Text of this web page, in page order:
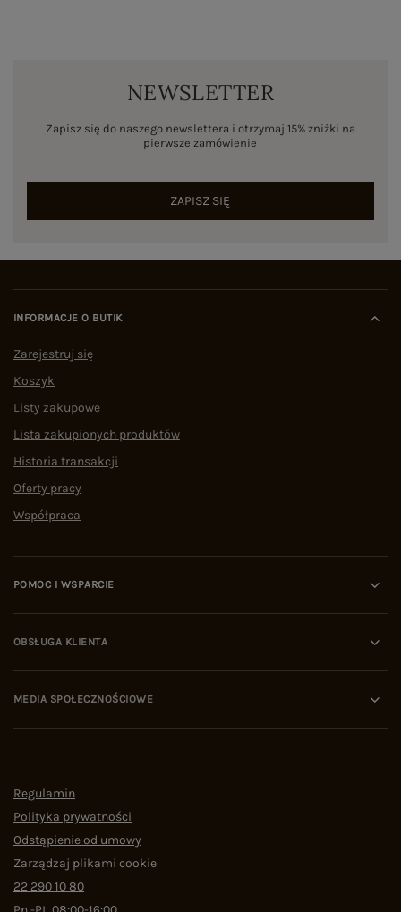
NEWSLETTER
Zapisz się do naszego newslettera i otrzymaj 15% zniżki na
pierwsze zamówienie
ZAPISZ SIĘ
INFORMACJE O BUTIK
Zarejestruj się
Koszyk
Listy zakupowe
Lista zakupionych produktów
Historia transakcji
Oferty pracy
Współpraca
POMOC I WSPARCIE
OBSŁUGA KLIENTA
MEDIA SPOŁECZNOŚCIOWE
Regulamin
Polityka prywatności
Odstąpienie od umowy
Zarządzaj plikami cookie
22 290 10 80